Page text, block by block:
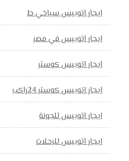
ايجار اتوبيس سياخي ط
ايجار اتوبيس في مصر
ايجار اتوبيس كوستر
ايجار اتوبيس كوستر 24راكب
ايجار اتوبيس للجونة
ايجار اتوبيس للرحلات